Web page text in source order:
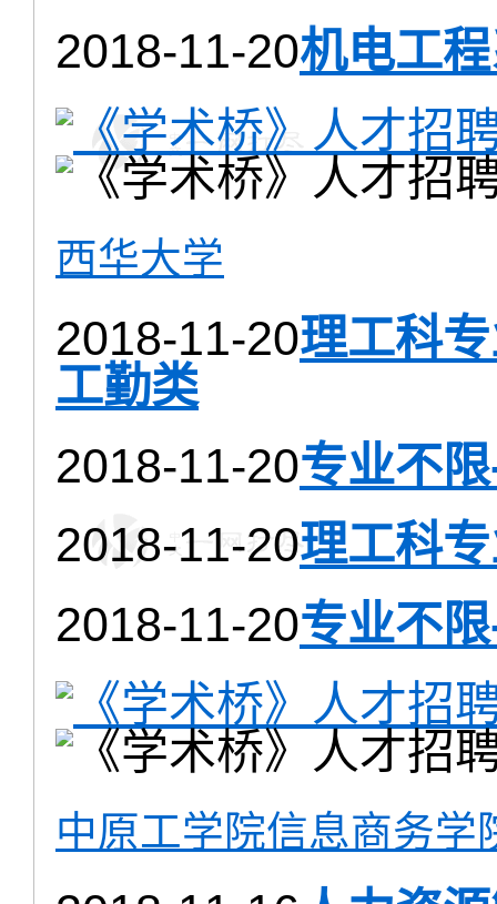
2018-11-20机电工
西华大学
2018-11-20理工科
工勤类
2018-11-20专业不
2018-11-20理工科
2018-11-20专业不
中原工学院信息商务学